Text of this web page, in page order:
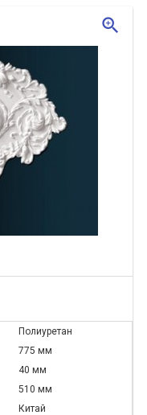
Полиуретан
775 мм
40 мм
510 мм
Китай
zoom_in